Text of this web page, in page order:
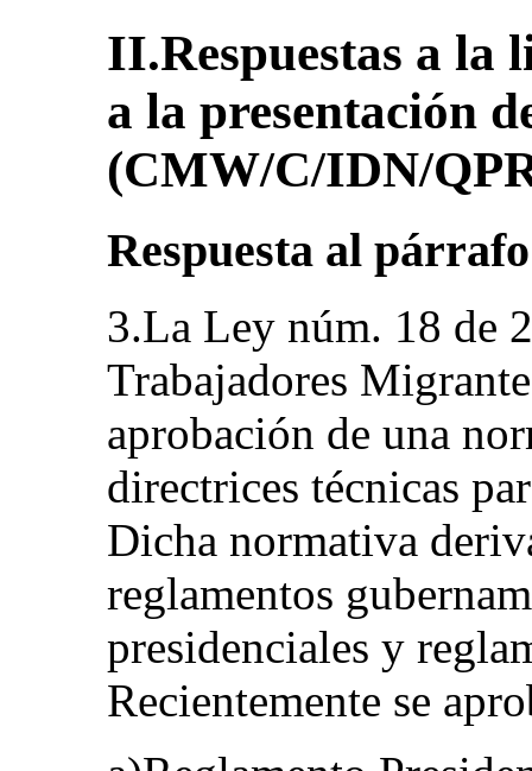
II.Respuestas a la
a la presentación
(CMW/C/IDN/
Respuesta al
3.La Ley núm. 18 de
Trabajadores
aprobación de una
directrices técnicas
Dicha normativa
reglamentos
presidenciales y
Recientemente se